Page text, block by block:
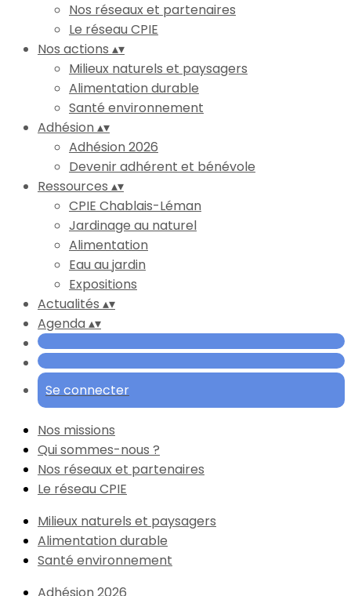
Nos réseaux et partenaires
Le réseau CPIE
Nos actions ▴▾
Milieux naturels et paysagers
Alimentation durable
Santé environnement
Adhésion▴▾
Adhésion 2026
Devenir adhérent et bénévole
Ressources ▴▾
CPIE Chablais-Léman
Jardinage au naturel
Alimentation
Eau au jardin
Expositions
Actualités ▴▾
Agenda▴▾
Se connecter
Nos missions
Qui sommes-nous ?
Nos réseaux et partenaires
Le réseau CPIE
Milieux naturels et paysagers
Alimentation durable
Santé environnement